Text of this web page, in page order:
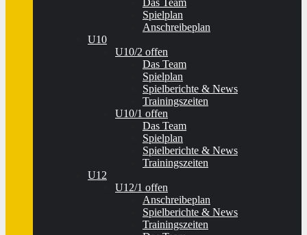
Das Team
Spielplan
Anschreibeplan
U10
U10/2 offen
Das Team
Spielplan
Spielberichte & News
Trainingszeiten
U10/1 offen
Das Team
Spielplan
Spielberichte & News
Trainingszeiten
U12
U12/1 offen
Anschreibeplan
Spielberichte & News
Trainingszeiten